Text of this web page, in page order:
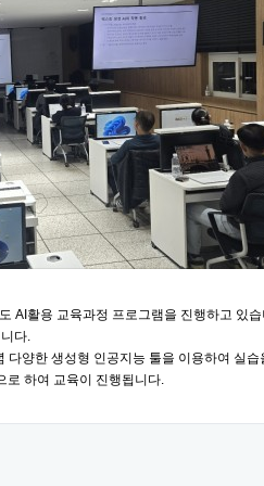
AI활용 교육과정 프로그램을 진행하고 있
다.
양한 생성형 인공지능 툴을 이용하여 실습
로 하여 교육이 진행됩니다.